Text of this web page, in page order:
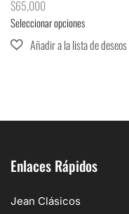
$65,000
Seleccionar opciones
Enlaces Rápidos
Jean Clásicos